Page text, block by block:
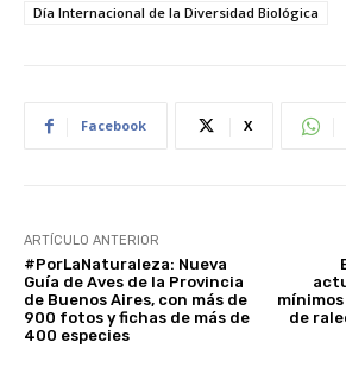
Día Internacional de la Diversidad Biológica
Facebook X
ARTÍCULO ANTERIOR
#PorLaNaturaleza: Nueva
Guía de Aves de la Provincia
de Buenos Aires, con más de
900 fotos y fichas de más de
400 especies
de